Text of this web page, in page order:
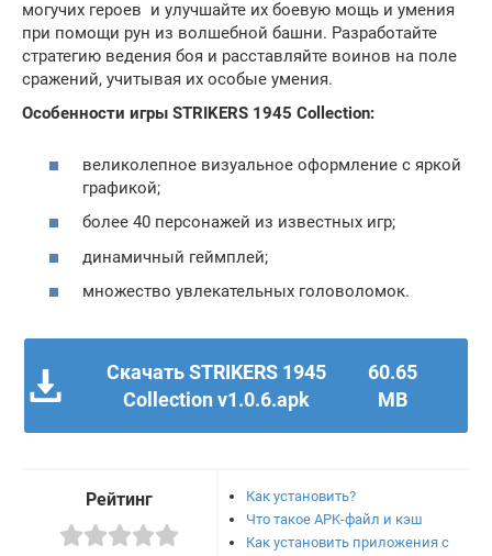
могучих героев и улучшайте их боевую мощь и умения
при помощи рун из волшебной башни. Разработайте
стратегию ведения боя и расставляйте воинов на поле
сражений, учитывая их особые умения.
Особенности игры STRIKERS 1945 Collection:
великолепное визуальное оформление с яркой
графикой;
более 40 персонажей из известных игр;
динамичный геймплей;
множество увлекательных головоломок.
Скачать STRIKERS 1945
Collection v1.0.6.apk
60.65
MB
Рейтинг
Как установить?
Что такое APK-файл и кэш
Как установить приложения с